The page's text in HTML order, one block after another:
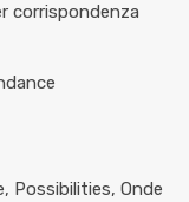
corrispondenza
Possibilities, Onde